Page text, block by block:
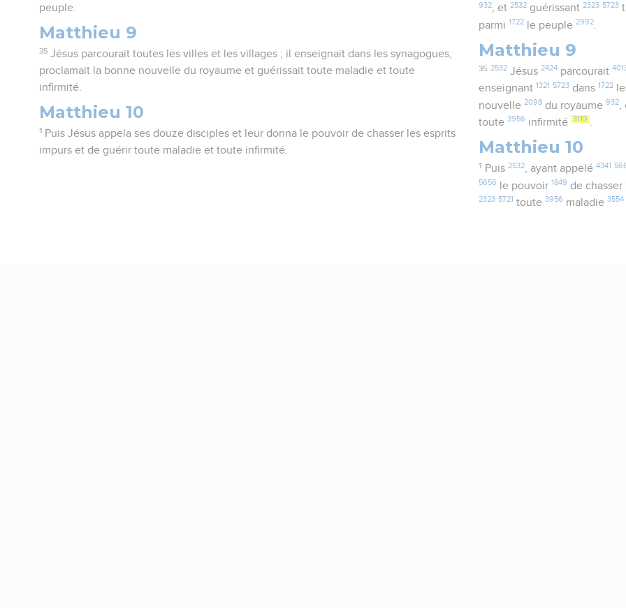
peuple.
Matthieu 9
35 Jésus parcourait toutes les villes et les villages ; il enseignait dans les synagogues,
proclamait la bonne nouvelle du royaume et guérissait toute maladie et toute
infirmité.
Matthieu 10
1 Puis Jésus appela ses douze disciples et leur donna le pouvoir de chasser les esprits
impurs et de guérir toute maladie et toute infirmité.
932, et2532 guérissant2323 5723
parmi 1722 le peuple2992
Matthieu 9
35 2532Jésus 2424parcourait
enseignant 1321 5723 dans 1722
nouvelle2098 du royaume932
toute3956 infirmité 3119 .
Matthieu 10
1 Puis 2532, ayant appelé 4341
5656 le pouvoir 1849 de chasser
2323 5721 toute3956 maladie3554